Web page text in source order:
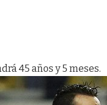
45 años y 5 meses.